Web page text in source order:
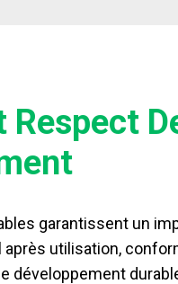
Respect
garantissent un
utilisation,
développement